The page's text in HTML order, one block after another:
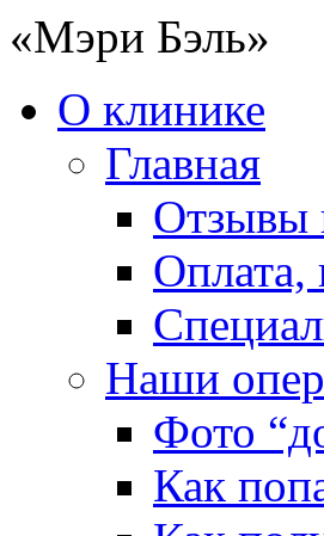
«Мэри Бэль»
О клинике
Главная
Отзывы
Оплата,
Наши
Фото
Как